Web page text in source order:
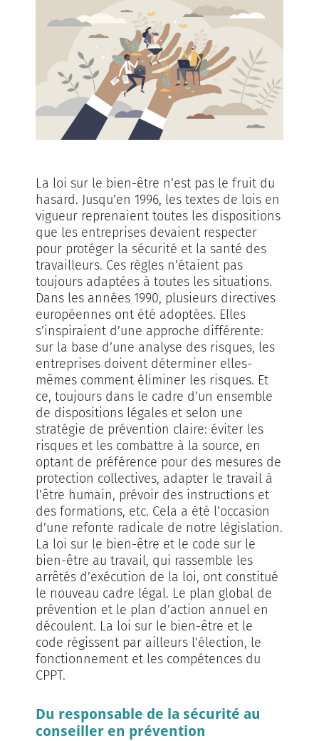
La loi sur le bien-être n’est pas le fruit du
hasard. Jusqu’en 1996, les textes de lois en
vigueur reprenaient toutes les dispositions
que les entreprises devaient respecter
pour protéger la sécurité et la santé des
travailleurs. Ces règles n’étaient pas
toujours adaptées à toutes les situations.
Dans les années 1990, plusieurs directives
européennes ont été adoptées. Elles
s’inspiraient d’une approche différente:
sur la base d’une analyse des risques, les
entreprises doivent déterminer elles-
mêmes comment éliminer les risques. Et
ce, toujours dans le cadre d’un ensemble
de dispositions légales et selon une
stratégie de prévention claire: éviter les
risques et les combattre à la source, en
optant de préférence pour des mesures de
protection collectives, adapter le travail à
l’être humain, prévoir des instructions et
des formations, etc. Cela a été l’occasion
d’une refonte radicale de notre législation.
La loi sur le bien-être et le code sur le
bien-être au travail, qui rassemble les
arrêtés d’exécution de la loi, ont constitué
le nouveau cadre légal. Le plan global de
prévention et le plan d’action annuel en
découlent. La loi sur le bien-être et le
code régissent par ailleurs l’élection, le
fonctionnement et les compétences du
CPPT.
Du responsable de la sécurité au
conseiller en prévention